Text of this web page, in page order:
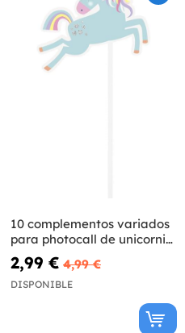
10 complementos variados
para photocall de unicornio
- Happy Unicorn
2,99 € 4,99 €
DISPONIBLE